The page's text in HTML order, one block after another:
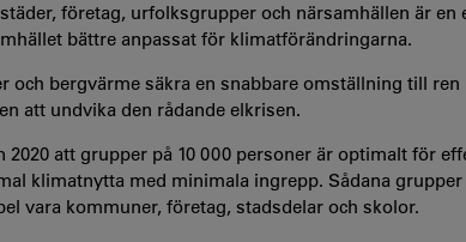
företag, urfolksgrupper och närsamhällen är en
bättre anpassat för klimatförändringarna.
och bergvärme säkra en snabbare omställning till ren
att undvika den rådande elkrisen.
att grupper på 10 000 personer är optimalt för
klimatnytta med minimala ingrepp. Sådana grupper
vara kommuner, företag, stadsdelar och skolor.